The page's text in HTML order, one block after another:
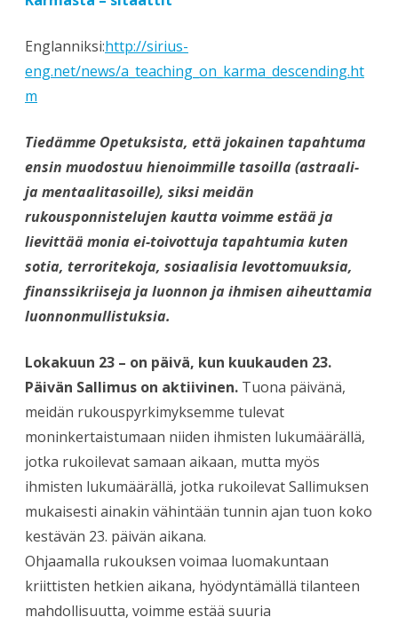
Englanniksi:http://sirius-
eng.net/news/a_teaching_on_karma_descending.ht
m
Tiedämme Opetuksista, että jokainen tapahtuma
ensin muodostuu hienoimmille tasoilla (astraali-
ja mentaalitasoille), siksi meidän
rukousponnistelujen kautta voimme estää ja
lievittää monia ei-toivottuja tapahtumia kuten
sotia, terroritekoja, sosiaalisia levottomuuksia,
finanssikriiseja ja luonnon ja ihmisen aiheuttamia
luonnonmullistuksia.
Lokakuun 23 – on päivä, kun kuukauden 23.
Päivän Sallimus on aktiivinen. Tuona päivänä,
meidän rukouspyrkimyksemme tulevat
moninkertaistumaan niiden ihmisten lukumäärällä,
jotka rukoilevat samaan aikaan, mutta myös
ihmisten lukumäärällä, jotka rukoilevat Sallimuksen
mukaisesti ainakin vähintään tunnin ajan tuon koko
kestävän 23. päivän aikana.
Ohjaamalla rukouksen voimaa luomakuntaan
kriittisten hetkien aikana, hyödyntämällä tilanteen
mahdollisuutta, voimme estää suuria